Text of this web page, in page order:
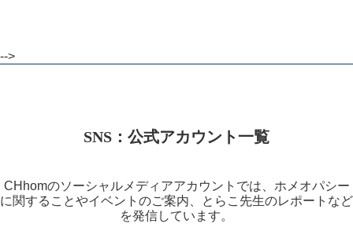
-->
SNS：公式アカウント一覧
CHhomのソーシャルメディアアカウントでは、ホメオパシー
に関することやイベントのご案内、とらこ先生のレポートなど
を発信しています。